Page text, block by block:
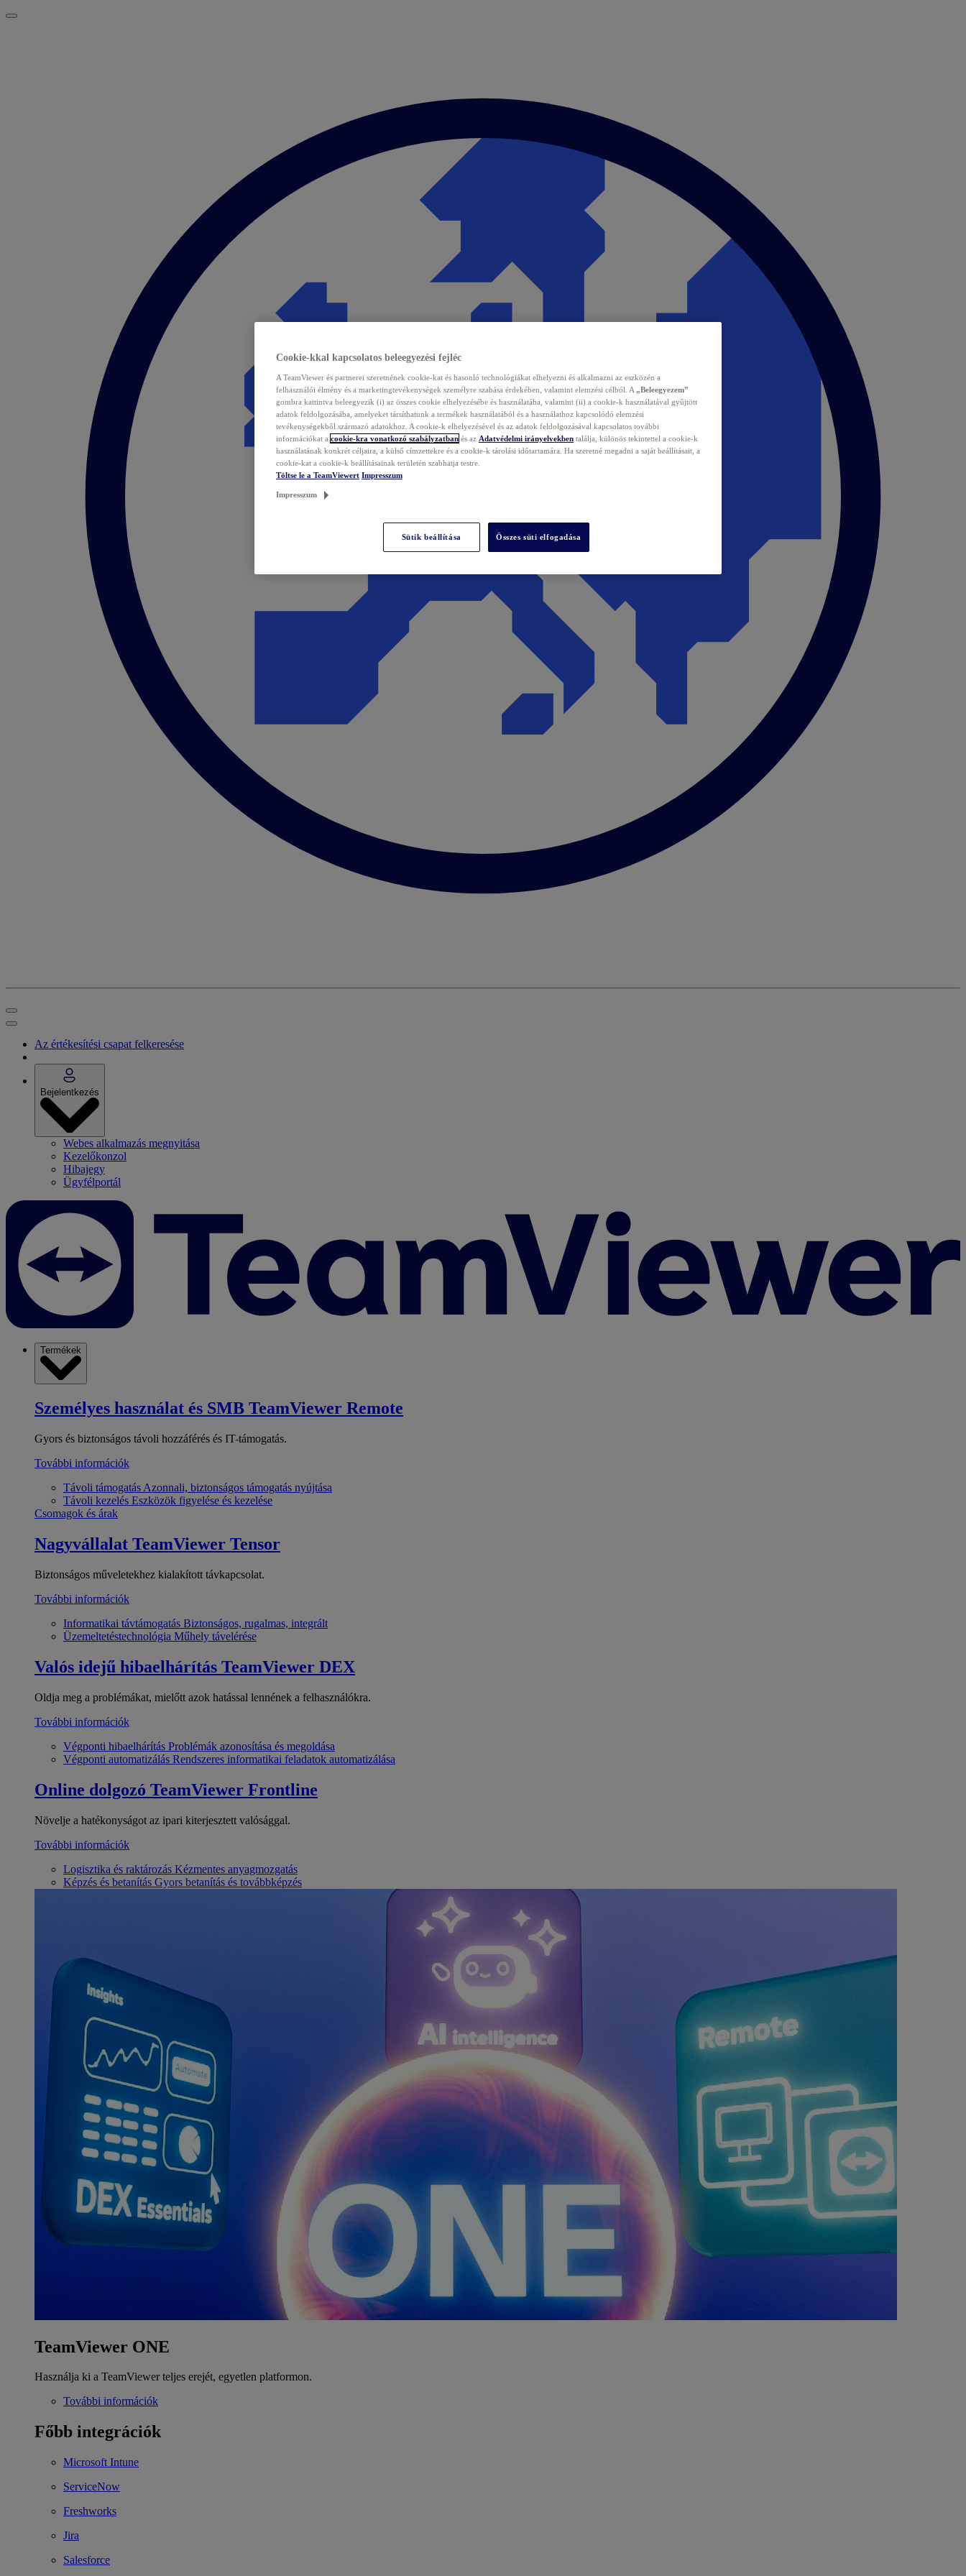
Az értékesítési csapat felkeresése
Bejelentkezés
Webes alkalmazás megnyitása
Kezelőkonzol
Hibajegy
Ügyfélportál
Termékek
Személyes használat és SMB TeamViewer Remote
Gyors és biztonságos távoli hozzáférés és IT-támogatás.
További információk
Távoli támogatás Azonnali, biztonságos támogatás nyújtása
Távoli kezelés Eszközök figyelése és kezelése
Csomagok és árak
Nagyvállalat TeamViewer Tensor
Biztonságos műveletekhez kialakított távkapcsolat.
További információk
Informatikai távtámogatás Biztonságos, rugalmas, integrált
Üzemeltetéstechnológia Műhely távelérése
Valós idejű hibaelhárítás TeamViewer DEX
Oldja meg a problémákat, mielőtt azok hatással lennének a felhasználókra.
További információk
Végponti hibaelhárítás Problémák azonosítása és megoldása
Végponti automatizálás Rendszeres informatikai feladatok automatizálása
Online dolgozó TeamViewer Frontline
Növelje a hatékonyságot az ipari kiterjesztett valósággal.
További információk
Logisztika és raktározás Kézmentes anyagmozgatás
Képzés és betanítás Gyors betanítás és továbbképzés
TeamViewer ONE
Használja ki a TeamViewer teljes erejét, egyetlen platformon.
További információk
Főbb integrációk
Microsoft Intune
ServiceNow
Freshworks
Jira
Salesforce
Cookie-kkal kapcsolatos beleegyezési fejléc
A TeamViewer és partnerei szeretnének cookie-kat és hasonló technológiákat elhelyezni és alkalmazni az eszközén a
felhasználói élmény és a marketingtevékenységek személyre szabása érdekében, valamint elemzési célból. A „Beleegyezem”
gombra kattintva beleegyezik (i) az összes cookie elhelyezésébe és használatába, valamint (ii) a cookie-k használatával gyűjtött
adatok feldolgozásába, amelyeket társíthatunk a termékek használatából és a használathoz kapcsolódó elemzési
tevékenységekből származó adatokhoz. A cookie-k elhelyezésével és az adatok feldolgozásával kapcsolatos további
információkat a cookie-kra vonatkozó szabályzatban és az Adatvédelmi irányelvekben találja, különös tekintettel a cookie-k
használatának konkrét céljaira, a külső címzettekre és a cookie-k tárolási időtartamára. Ha szeretné megadni a saját beállításait, a
cookie-kat a cookie-k beállításainak területén szabhatja testre.
Töltse le a TeamViewert Impresszum
Impresszum
Sütik beállítása Összes süti elfogadása